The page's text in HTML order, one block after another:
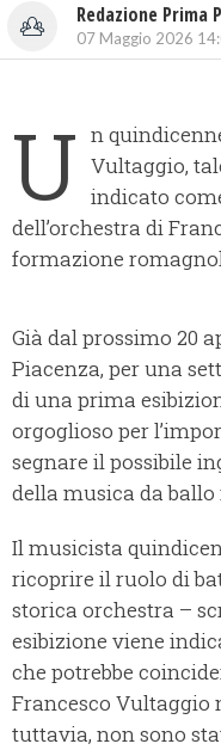
Redazione Prima
07 Maggio 2026
U n
Vultaggio,
indicato
dell’orchestra di
formazione
Già dal prossimo 20
Piacenza, per una
di una prima
orgoglioso per
segnare il possibile
della musica da ballo
Il musicista
ricoprire il ruolo di
storica orchestra –
esibizione viene
che potrebbe
Francesco Vultaggio
tuttavia, non sono